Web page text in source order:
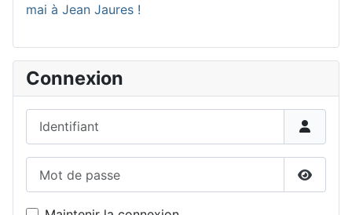
mai à Jean Jaures !
Connexion